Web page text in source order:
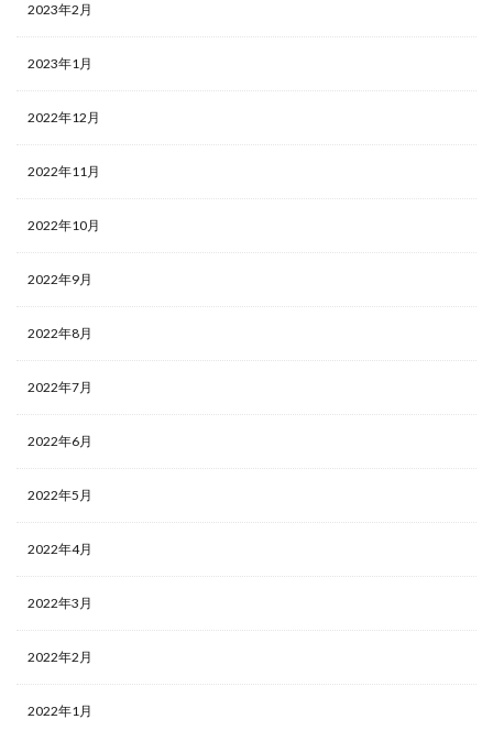
2023年2月
2023年1月
2022年12月
2022年11月
2022年10月
2022年9月
2022年8月
2022年7月
2022年6月
2022年5月
2022年4月
2022年3月
2022年2月
2022年1月